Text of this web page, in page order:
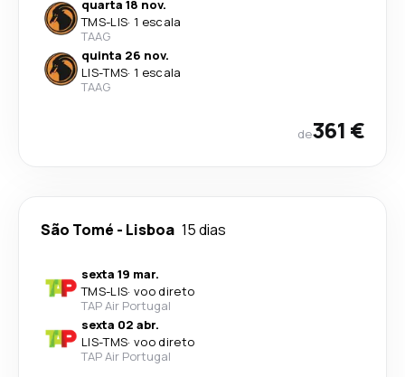
quarta 18 nov.
TMS-LIS· 1 escala
TAAG
quinta 26 nov.
LIS-TMS· 1 escala
TAAG
de361 €
São Tomé - Lisboa 15 dias
sexta 19 mar.
TMS-LIS· voo direto
TAP Air Portugal
sexta 02 abr.
LIS-TMS· voo direto
TAP Air Portugal